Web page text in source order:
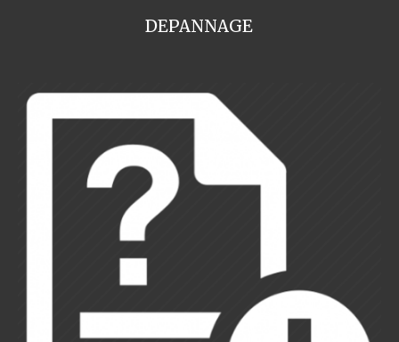
DEPANNAGE